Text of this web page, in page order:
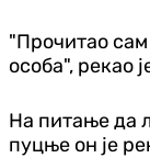
"Прочитао
особа", рекао
На питање да
пуцње он је